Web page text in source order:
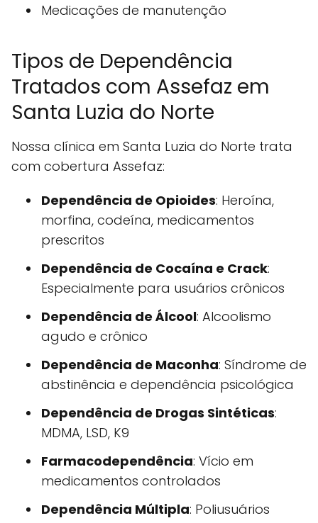
Medicações de manutenção
Tipos de Dependência
Tratados com Assefaz em
Santa Luzia do Norte
Nossa clínica em Santa Luzia do Norte trata
com cobertura Assefaz:
Dependência de Opioides: Heroína,
morfina, codeína, medicamentos
prescritos
Dependência de Cocaína e Crack:
Especialmente para usuários crônicos
Dependência de Álcool: Alcoolismo
agudo e crônico
Dependência de Maconha: Síndrome de
abstinência e dependência psicológica
Dependência de Drogas Sintéticas:
MDMA, LSD, K9
Farmacodependência: Vício em
medicamentos controlados
Dependência Múltipla: Poliusuários